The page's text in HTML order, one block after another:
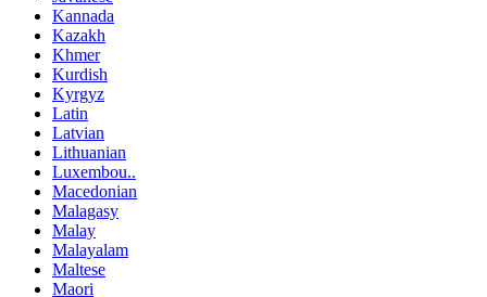
Kannada
Kazakh
Khmer
Kurdish
Kyrgyz
Latin
Latvian
Lithuanian
Luxembou..
Macedonian
Malagasy
Malay
Malayalam
Maltese
Maori